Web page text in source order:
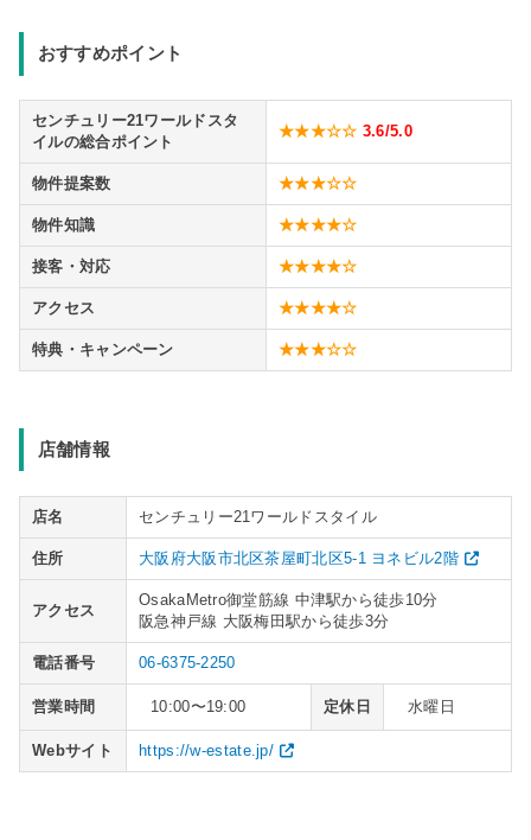
おすすめポイント
センチュリー21ワールドスタ
イルの総合ポイント
★★★☆☆ 3.6/5.0
物件提案数 ★★★☆☆
物件知識 ★★★★☆
接客・対応 ★★★★☆
アクセス ★★★★☆
特典・キャンペーン ★★★☆☆
店舗情報
店名 センチュリー21ワールドスタイル
住所 大阪府大阪市北区茶屋町北区5-1 ヨネビル2階
アクセス
OsakaMetro御堂筋線 中津駅から徒歩10分
阪急神戸線 大阪梅田駅から徒歩3分
電話番号 06-6375-2250
営業時間 10:00〜19:00 定休日 水曜日
Webサイト https://w-estate.jp/